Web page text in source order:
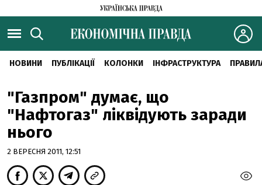
НОВИНИ ПУБЛІКАЦІЇ КОЛОНКИ ІНФРАСТРУКТУРА
"Газпром" думає, що
"Нафтогаз" ліквідують заради
нього
2 ВЕРЕСНЯ 2011, 12:51